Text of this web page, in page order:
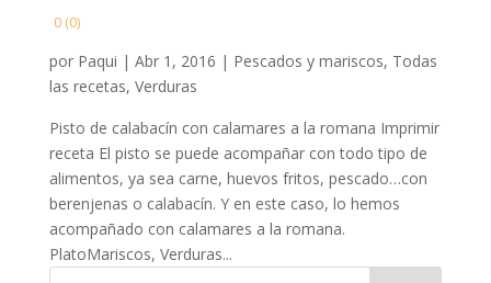
0 (0)
por Paqui | Abr 1, 2016 | Pescados y mariscos, Todas
las recetas, Verduras
Pisto de calabacín con calamares a la romana Imprimir
receta El pisto se puede acompañar con todo tipo de
alimentos, ya sea carne, huevos fritos, pescado…con
berenjenas o calabacín. Y en este caso, lo hemos
acompañado con calamares a la romana.
PlatoMariscos, Verduras...